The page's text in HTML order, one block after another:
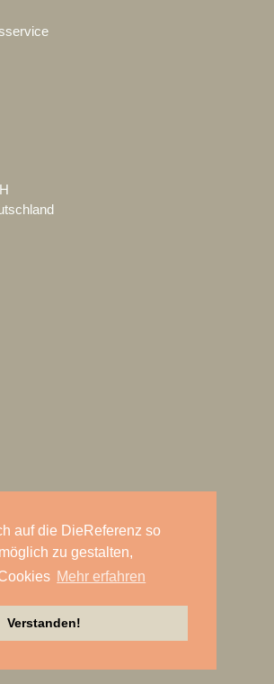
auf die DieReferenz so
zu gestalten,
Mehr erfahren
Verstanden!